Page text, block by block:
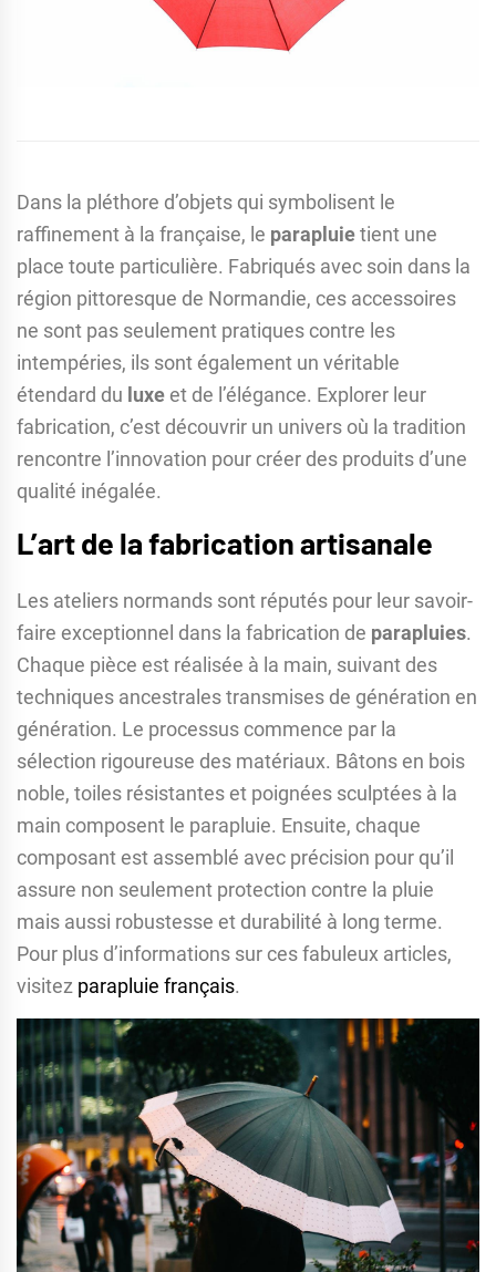
Dans la pléthore d’objets qui symbolisent le
raffinement à la française, le parapluietient une
place toute particulière. Fabriqués avec soin dans la
région pittoresque de Normandie, ces accessoires
ne sont pas seulement pratiques contre les
intempéries, ils sont également un véritable
étendard du luxe et de l’élégance. Explorer leur
fabrication, c’est découvrir un univers où la tradition
rencontre l’innovation pour créer des produits d’une
qualité inégalée.
L’art de la fabrication artisanale
Les ateliers normands sont réputés pour leur savoir-
faire exceptionnel dans la fabrication de parapluies.
Chaque pièce est réalisée à la main, suivant des
techniques ancestrales transmises de génération en
génération. Le processus commence par la
sélection rigoureuse des matériaux. Bâtons en bois
noble, toiles résistantes et poignées sculptées à la
main composent le parapluie. Ensuite, chaque
composant est assemblé avec précision pour qu’il
assure non seulement protection contre la pluie
mais aussi robustesse et durabilité à long terme.
Pour plus d’informations sur ces fabuleux articles,
visitez parapluie français.